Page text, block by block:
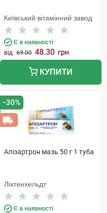
Київський вітамінний завод
Є в наявності
від 69.00 48.30 грн
КУПИТИ
−30%
Апізартрон мазь 50 г 1 туба
Ліхтенхельдт
Є в наявності